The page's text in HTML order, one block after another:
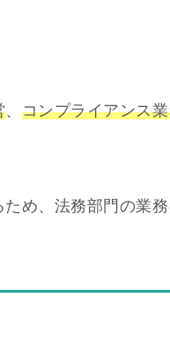
、 コンプライアンス
め、法務部門の業